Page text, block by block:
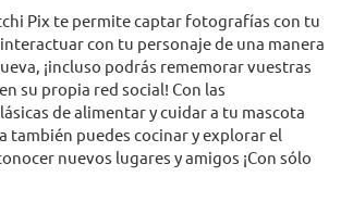
Pix te permite captar fotografías con tu
con tu personaje de una manera
¡incluso podrás rememorar vuestras
su propia red social! Con las
de alimentar y cuidar a tu mascota
también puedes cocinar y explorar el
nuevos lugares y amigos ¡Con sólo